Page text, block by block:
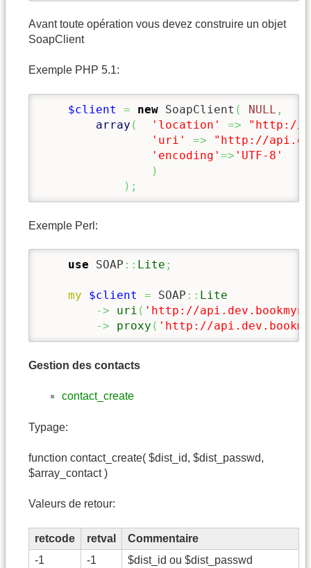
Avant toute opération vous devez construire un objet
SoapClient
Exemple PHP 5.1:
$client = new SoapClient ( NULL ,
array ( 'location' =>
"http://
'uri'
=>
"http://
'encoding' => 'UTF-8'
)
) ;
Exemple Perl:
use SOAP :: Lite ;
my $client = SOAP :: Lite
->
uri ( 'http://
->
proxy ( 'http://
Gestion des contacts
contact_create
Typage:
function contact_create( $dist_id, $dist_passwd,
$array_contact )
Valeurs de retour:
retcode retval
Commentaire
-1
-1 $dist_id ou $dist_passwd